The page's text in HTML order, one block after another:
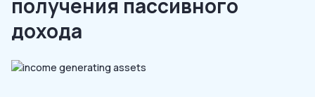
получения пассивного
дохода